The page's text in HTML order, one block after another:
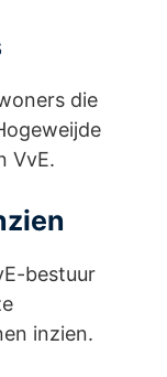
die
VvE.
bestuur
inzien.